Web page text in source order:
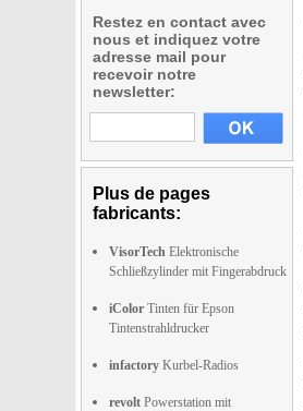
Restez en contact avec
nous et indiquez votre
adresse mail pour
recevoir notre
newsletter:
Plus de pages
fabricants:
VisorTech Elektronische
Schließzylinder mit Fingerabdruck
iColor Tinten für Epson
Tintenstrahldrucker
infactory Kurbel-Radios
revolt Powerstation mit